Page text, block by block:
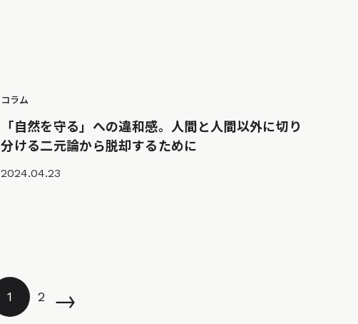
コラム
「自然を守る」への違和感。人間と人間以外に切り
分ける二元論から脱却するために
2024.04.23
1 2 →